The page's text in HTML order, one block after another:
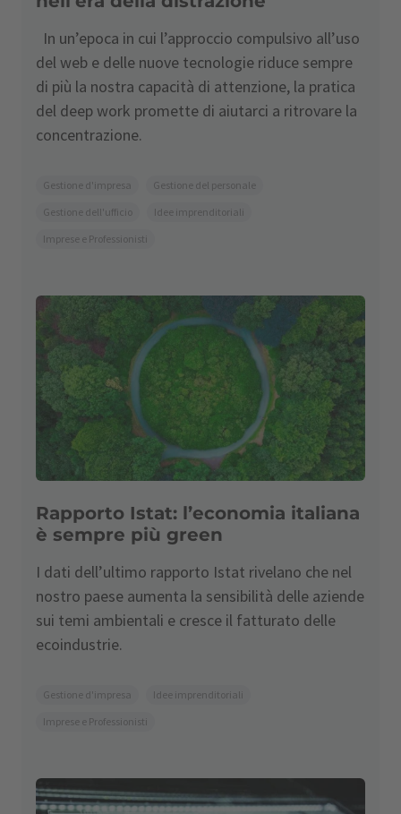
In un’epoca in cui l’approccio compulsivo all’uso
del web e delle nuove tecnologie riduce sempre
di più la nostra capacità di attenzione, la pratica
del deep work promette di aiutarci a ritrovare la
concentrazione.
Gestione d'impresa
Gestione del personale
Gestione dell'ufficio
Idee imprenditoriali
Imprese e Professionisti
Rapporto Istat: l’economia italiana
è sempre più green
I dati dell’ultimo rapporto Istat rivelano che nel
nostro paese aumenta la sensibilità delle aziende
sui temi ambientali e cresce il fatturato delle
ecoindustrie.
Gestione d'impresa
Idee imprenditoriali
Imprese e Professionisti